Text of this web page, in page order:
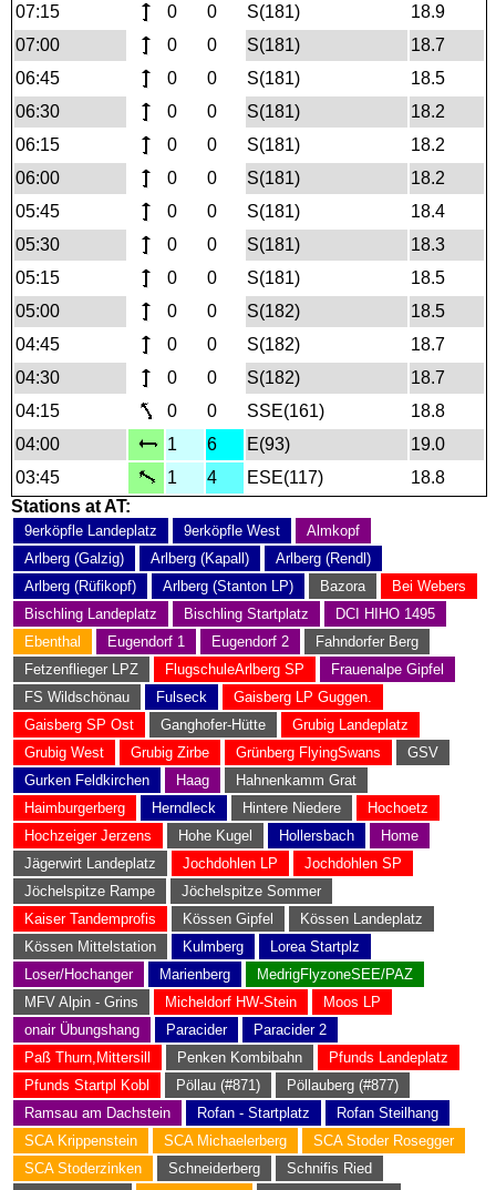
07:15
0 0 S(181)
18.9
07:00
0 0 S(181)
18.7
06:45
0 0 S(181)
18.5
06:30
0 0 S(181)
18.2
06:15
0 0 S(181)
18.2
06:00
0 0 S(181)
18.2
05:45
0 0 S(181)
18.4
05:30
0 0 S(181)
18.3
05:15
0 0 S(181)
18.5
05:00
0 0 S(182)
18.5
04:45
0 0 S(182)
18.7
04:30
0 0 S(182)
18.7
04:15
0 0 SSE(161)
18.8
04:00
1 6 E(93)
19.0
03:45
1 4 ESE(117)
18.8
Stations at AT:
9erköpfle Landeplatz 9erköpfle West
Almkopf
Arlberg (Galzig)
Arlberg (Kapall)
Arlberg (Rendl)
Arlberg (Rüfikopf)
Arlberg (Stanton LP) Bazora
Bei Webers
Bischling Landeplatz
Bischling Startplatz
DCI HIHO 1495
Ebenthal
Eugendorf 1 Eugendorf 2
Fahndorfer Berg
Fetzenflieger LPZ
FlugschuleArlberg SP
Frauenalpe Gipfel
FS Wildschönau
Fulseck
Gaisberg LP Guggen.
Gaisberg SP Ost
Ganghofer-Hütte
Grubig Landeplatz
Grubig West
Grubig Zirbe Grünberg FlyingSwans
GSV
Gurken Feldkirchen
Haag
Hahnenkamm Grat
Haimburgerberg
Herndleck Hintere Niedere
Hochoetz
Hochzeiger Jerzens
Hohe Kugel Hollersbach
Home
Jägerwirt Landeplatz
Jochdohlen LP
Jochdohlen SP
Jöchelspitze Rampe
Jöchelspitze Sommer
Kaiser Tandemprofis
Kössen Gipfel
Kössen Landeplatz
Kössen Mittelstation
Kulmberg
Lorea Startplz
Loser/Hochanger
Marienberg
MedrigFlyzoneSEE/PAZ
MFV Alpin - Grins
Micheldorf HW-Stein
Moos LP
onair Übungshang
Paracider
Paracider 2
Paß Thurn,Mittersill
Penken Kombibahn
Pfunds Landeplatz
Pfunds Startpl Kobl
Pöllau (#871)
Pöllauberg (#877)
Ramsau am Dachstein
Rofan - Startplatz
Rofan Steilhang
SCA Krippenstein
SCA Michaelerberg
SCA Stoder Rosegger
SCA Stoderzinken
Schneiderberg
Schnifis Ried